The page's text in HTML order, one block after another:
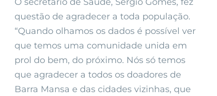
questão de agradecer a toda população.
“Quando olhamos os dados é possível ver
que temos uma comunidade unida em
prol do bem, do próximo. Nós só temos
que agradecer a todos os doadores de
Barra Mansa e das cidades vizinhas, que